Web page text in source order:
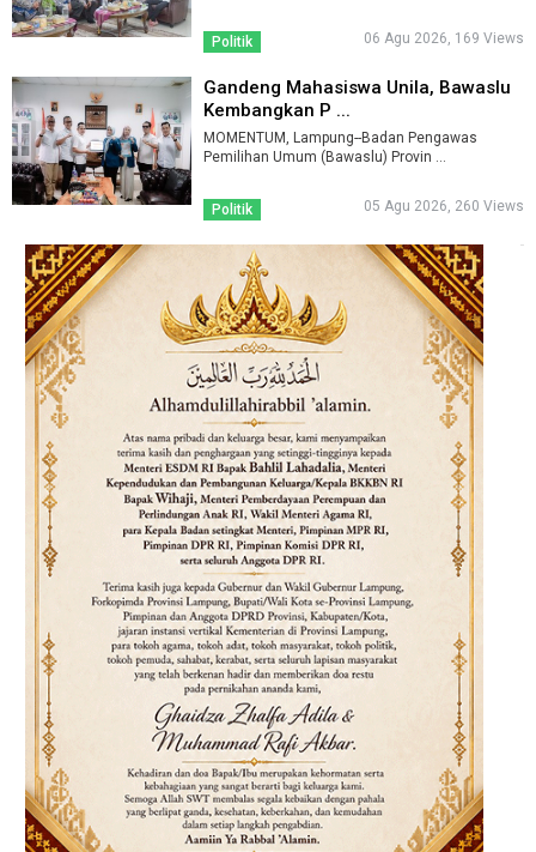
Politik 06 Agu 2026, 169 Views
Gandeng Mahasiswa Unila, Bawaslu
Kembangkan P ...
MOMENTUM, Lampung--Badan Pengawas
Pemilihan Umum (Bawaslu) Provin ...
Politik 05 Agu 2026, 260 Views